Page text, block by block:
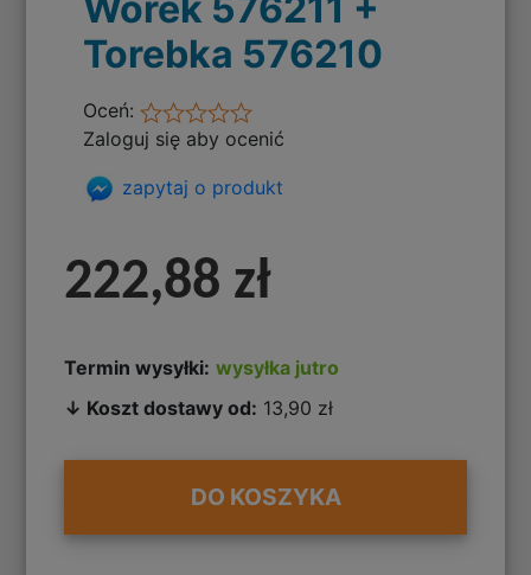
Torebka 576210
Oceń:
Zaloguj się aby ocenić
zapytaj o produkt
222,88 zł
Termin wysyłki: wysyłka jutro
↓ Koszt dostawy od: 13,90 zł
DO KOSZYKA